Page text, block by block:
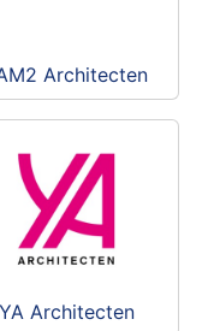
Architecten
YA Architecten